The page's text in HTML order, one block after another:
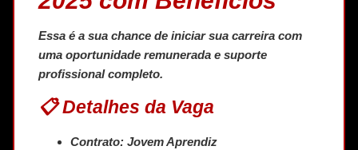
Essa é a sua chance de iniciar sua carreira com
uma oportunidade remunerada e suporte
profissional completo.
📋 Detalhes da Vaga
Contrato: Jovem Aprendiz